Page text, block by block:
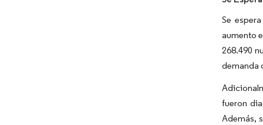
Se
aumento
268.490
demanda
fueron
Además,